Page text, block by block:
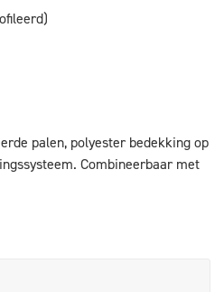
palen, polyester bedekking op
Combineerbaar met